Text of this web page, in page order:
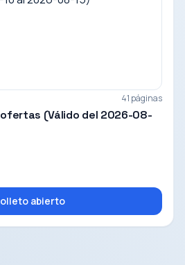
41 páginas
(Válido del 2026-08-
abierto